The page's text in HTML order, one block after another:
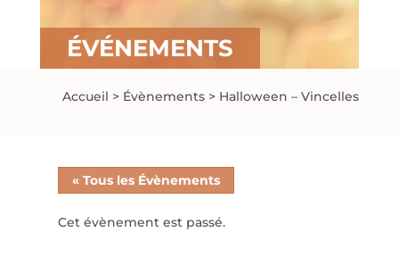
ÉVÉNEMENTS
Accueil > Évènements > Halloween – Vincelles
« Tous les Évènements
Cet évènement est passé.